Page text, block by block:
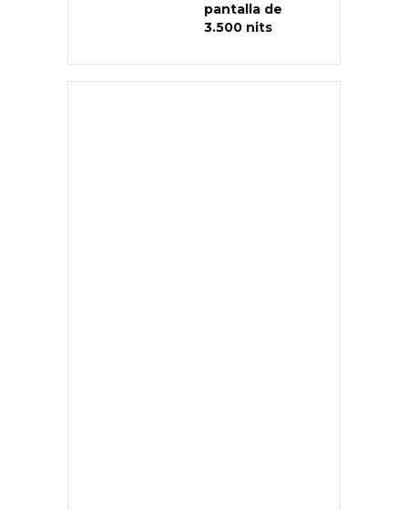
pantalla de
3.500 nits